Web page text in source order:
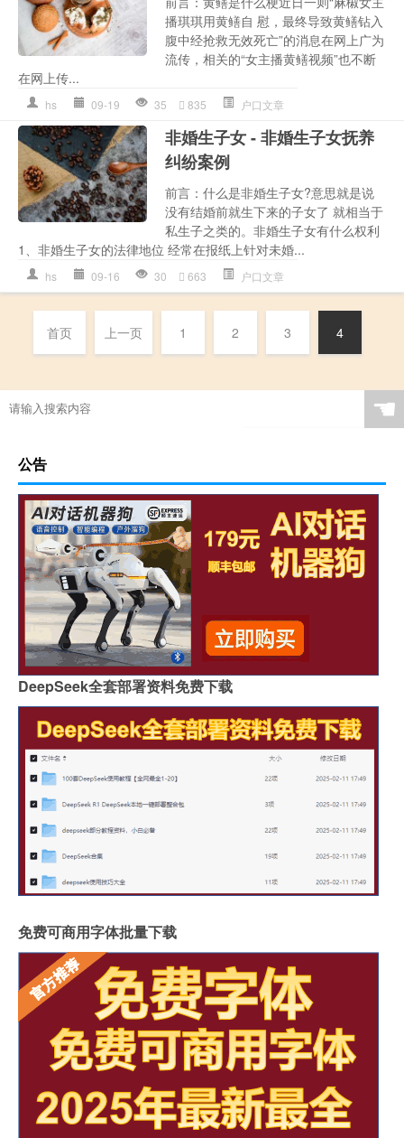
播琪琪用黄鳝自 慰，最终导致黄鳝钻入
腹中经抢救无效死亡”的消息在网上广为
流传，相关的“女主播黄鳝视频”也不断
在网上传...
hs 09-19 35 835 户口文章
非婚生子女 - 非婚生子女抚养
纠纷案例
前言：什么是非婚生子女?意思就是说
没有结婚前就生下来的子女了 就相当于
私生子之类的。非婚生子女有什么权利
1、非婚生子女的法律地位 经常在报纸上针对未婚...
hs 09-16 30 663 户口文章
首页 上一页 1 2 3 4
☚
公告
DeepSeek全套部署资料免费下载
免费可商用字体批量下载